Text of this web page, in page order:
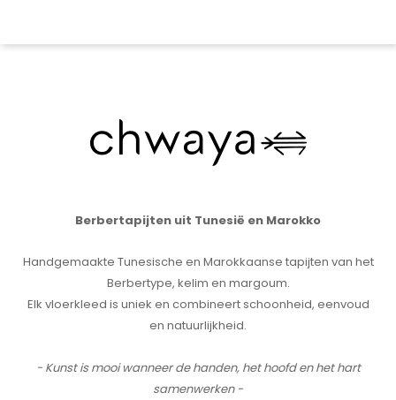
Berbertapijten uit Tunesië en Marokko
Handgemaakte Tunesische en Marokkaanse tapijten van het
Berbertype, kelim en margoum.
Elk vloerkleed is uniek en combineert schoonheid, eenvoud
en natuurlijkheid.
- Kunst is mooi wanneer de handen, het hoofd en het hart
samenwerken -